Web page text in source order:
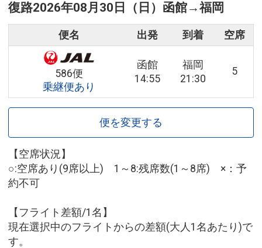
復路2026年08月30日（日） 函館→福岡
便名 出発 到着 空席
586便
乗継便あり
函館
14:55
福岡
21:30
5
便を変更する
【空席状況】
○:空席あり(9席以上) 1～8:残席数(1～8席) ×：予
約不可
【フライト差額/1名】
現在選択中のフライトからの差額(大人1名あたり)で
す。